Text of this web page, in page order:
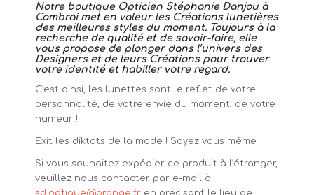
Notre boutique Opticien Stéphanie Danjou à
Cambrai met en valeur les Créations lunetières
des meilleures styles du moment. Toujours à la
recherche de qualité et de savoir-faire, elle
vous propose de plonger dans l’univers des
Designers et de leurs Créations pour trouver
votre identité et habiller votre regard.
C’est ainsi, les lunettes sont le reflet de votre
personnalité, de votre envie du moment, de votre
humeur !
Exit les diktats de la mode ! Soyez vous même…
Si vous souhaitez expédier ce produit à l’étranger,
veuillez nous contacter par e-mail à
sd.optique@orange.fren précisant le lieu de